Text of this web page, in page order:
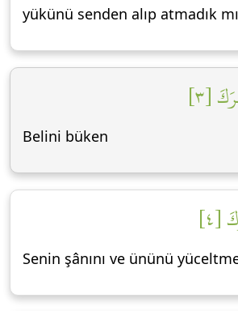
yükünü senden alıp atmadık
[٣]
Belini büken
Senin şânını ve ününü